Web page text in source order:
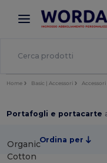
× App Wordans
Prezzi migliori
Home Basic | Accessori Accessori
Portafogli e portacarte
Ordina per
Organic
Cotton